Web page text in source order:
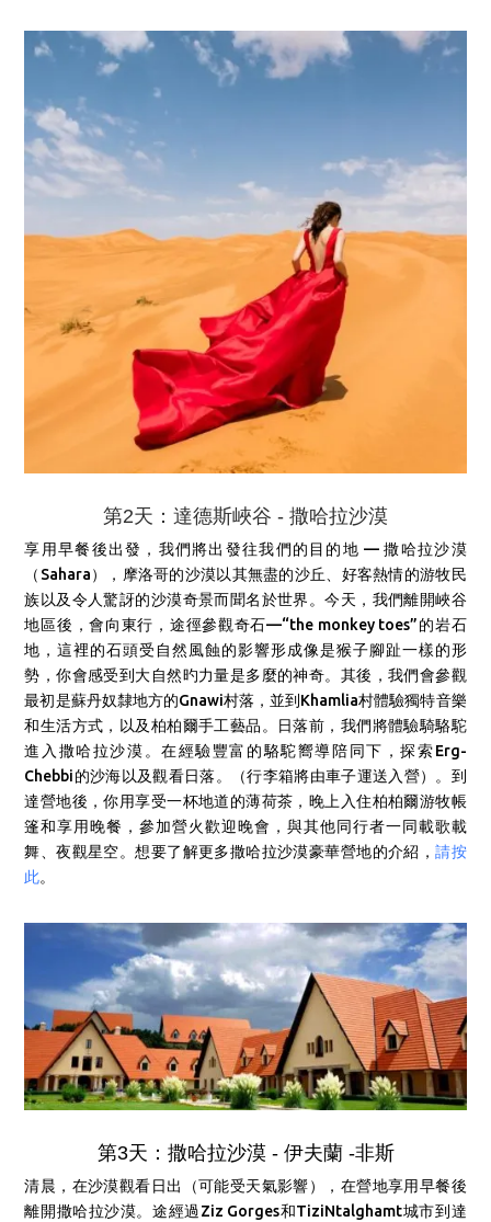
第2天：達德斯峽谷 - 撒哈拉沙漠
享用早餐後出發，我們將出發往我們的目的地 — 撒哈拉沙漠
（Sahara）， 摩洛哥的沙漠以其無盡的沙丘、好客熱情的游牧民
族以及令人驚訝的沙漠奇景而聞名於世界。今天，我們離開峽谷
地區後，會向東行，途徑參觀奇石—“the monkey toes”的岩石
地，這裡的石頭受自然風蝕的影響形成像是猴子腳趾一樣的形
勢，你會感受到大自然旳力量是多麼的神奇。其後，我們會參觀
最初是蘇丹奴隸地方的Gnawi村落，並到Khamlia村體驗獨特音樂
和生活方式，以及柏柏爾手工藝品。日落前，我們將體驗騎駱駝
進入撒哈拉沙漠。在經驗豐富的駱駝嚮導陪同下，探索Erg-
Chebbi的沙海以及觀看日落。（行李箱將由車子運送入營）。到
達營地後，你用享受一杯地道的薄荷茶，晚上 入住柏柏爾游牧帳
篷和享用晚餐，參加營火歡迎晚會，與其他同行者一同載歌載
舞、夜觀星空。想要了解更多撒哈拉沙漠豪華營地的介紹，請按
此。
第3天：撒哈拉沙漠 - 伊夫蘭 -非斯
清晨，在沙漠觀看日出（可能受天氣影響），在營地享用早餐後
離開撒哈拉沙漠。途經過Ziz Gorges和TiziNtalghamt城市到達